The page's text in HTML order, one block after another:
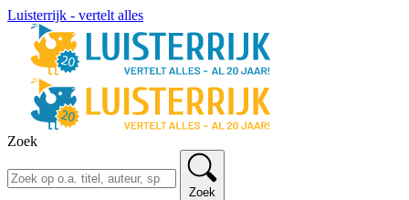
Luisterrijk - vertelt alles
Zoek
Zoek